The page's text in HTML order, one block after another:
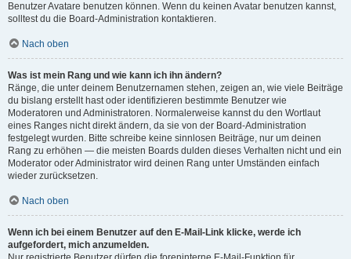
Benutzer Avatare benutzen können. Wenn du keinen Avatar benutzen kannst,
solltest du die Board-Administration kontaktieren.
Nach oben
Was ist mein Rang und wie kann ich ihn ändern?
Ränge, die unter deinem Benutzernamen stehen, zeigen an, wie viele Beiträge
du bislang erstellt hast oder identifizieren bestimmte Benutzer wie
Moderatoren und Administratoren. Normalerweise kannst du den Wortlaut
eines Ranges nicht direkt ändern, da sie von der Board-Administration
festgelegt wurden. Bitte schreibe keine sinnlosen Beiträge, nur um deinen
Rang zu erhöhen — die meisten Boards dulden dieses Verhalten nicht und ein
Moderator oder Administrator wird deinen Rang unter Umständen einfach
wieder zurücksetzen.
Nach oben
Wenn ich bei einem Benutzer auf den E-Mail-Link klicke, werde ich
aufgefordert, mich anzumelden.